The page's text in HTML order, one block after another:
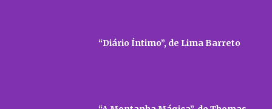
“Diário Íntimo”, de Lima Barreto